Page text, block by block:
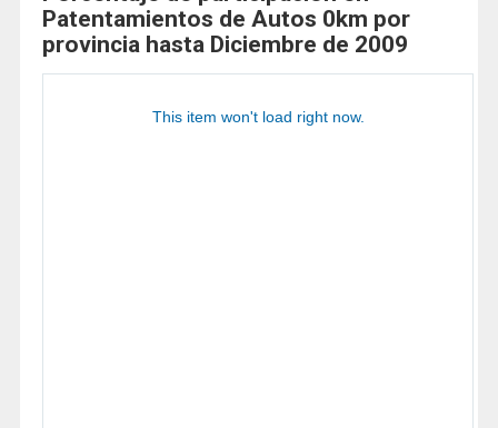
Patentamientos de Autos 0km por
provincia hasta Diciembre de 2009